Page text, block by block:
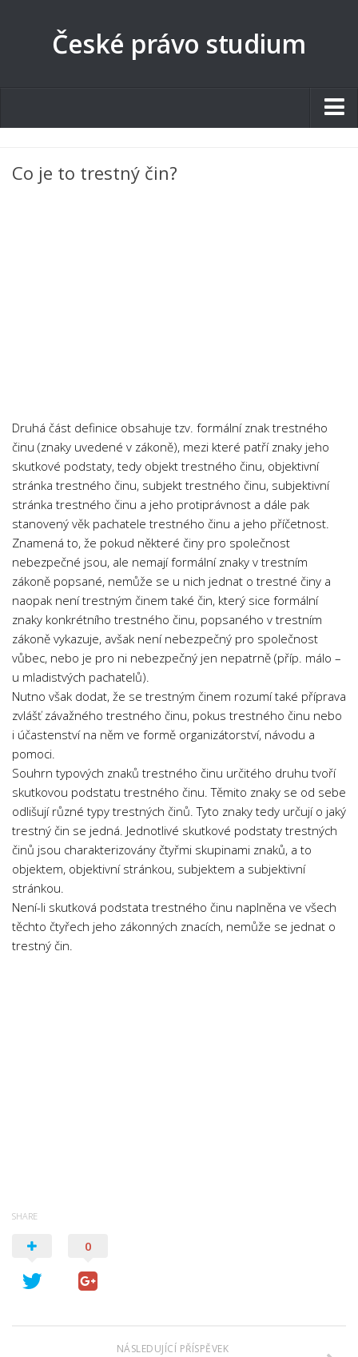
České právo studium
Tematické okruhy
Ekonomie
Fyzika
Informatika
Jazyky
Management
Marketing
Němčina
Občanská nauka
Pedagogika
Právo
Psychologie a Sociologie
Společenské vědy
Technika
Účetnictví
Zdravotnictví
Novinky
Co je to trestný čin?
Druhá část definice obsahuje tzv. formální znak trestného
činu (znaky uvedené v zákoně), mezi které patří znaky jeho
skutkové podstaty, tedy objekt trestného činu, objektivní
stránka trestného činu, subjekt trestného činu, subjektivní
stránka trestného činu a jeho protiprávnost a dále pak
stanovený věk pachatele trestného činu a jeho příčetnost.
Znamená to, že pokud některé činy pro společnost
nebezpečné jsou, ale nemají formální znaky v trestním
zákoně popsané, nemůže se u nich jednat o trestné činy a
naopak není trestným činem také čin, který sice formální
znaky konkrétního trestného činu, popsaného v trestním
zákoně vykazuje, avšak není nebezpečný pro společnost
vůbec, nebo je pro ni nebezpečný jen nepatrně (příp. málo –
u mladistvých pachatelů).
Nutno však dodat, že se trestným činem rozumí také příprava
zvlášť závažného trestného činu, pokus trestného činu nebo
i účastenství na něm ve formě organizátorství, návodu a
pomoci.
Souhrn typových znaků trestného činu určitého druhu tvoří
skutkovou podstatu trestného činu. Těmito znaky se od sebe
odlišují různé typy trestných činů. Tyto znaky tedy určují o jaký
trestný čin se jedná. Jednotlivé skutkové podstaty trestných
činů jsou charakterizovány čtyřmi skupinami znaků, a to
objektem, objektivní stránkou, subjektem a subjektivní
stránkou.
Není-li skutková podstata trestného činu naplněna ve všech
těchto čtyřech jeho zákonných znacích, nemůže se jednat o
trestný čin.
SHARE
0
NÁSLEDUJÍCÍ PŘÍSPĚVEK